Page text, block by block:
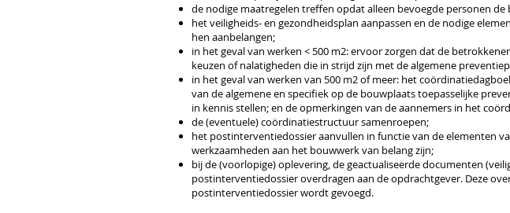
de nodige maatregelen treffen opdat alleen bevoegde personen de
het veiligheids- en gezondheidsplan aanpassen en de nodige
hen aanbelangen;
in het geval van werken < 500 m2: ervoor zorgen dat de
keuzen of nalatigheden die in strijd zijn metde algemene
in het geval van werken van 500 m2 of meer: het
van de algemene en specifiek op de bouwplaatstoepasselijke
in kennis stellen; en de opmerkingen van de aannemers in het
de (eventuele) coördinatiestructuur samenroepen;
het postinterventiedossier aanvullen in functie van de elementen
werkzaamheden aan het bouwwerk van belangzijn;
bij de (voorlopige) oplevering, de geactualiseerde documenten
postinterventiedossier overdragen aan de opdrachtgever. Deze
postinterventiedossier wordt gevoegd.